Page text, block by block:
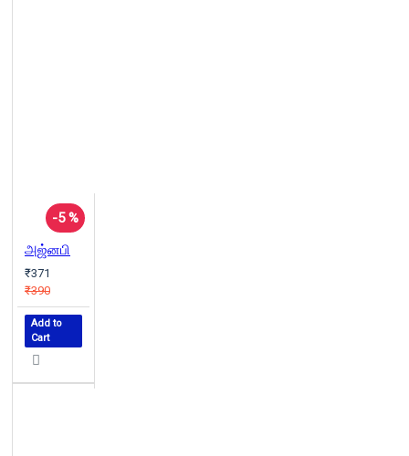
-5 %
அஜ்னபி
₹371
₹390
Add to
Cart